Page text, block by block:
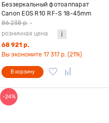
Беззеркальный фотоаппарат
Canon EOS R10 RF-S 18-45mm
F4.5-6.3 IS STM KIT
86 238 р. -
розничная цена
68 921 р.
Вы экономите 17 317 р. (21%)
В корзину
-24%